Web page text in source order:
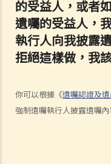
的受益人，或者
遺囑的受益人，
執行人向我披露
拒絕這樣做，我
你可以根據《遺囑認證及
強制遺囑執行人披露遺囑內
人身傷亡
傷者本人
何謂「人身傷害」？
我受傷後，何時可提出申索
人身傷害訴訟所涉的法律程
1. 申索信（原告人）及建設